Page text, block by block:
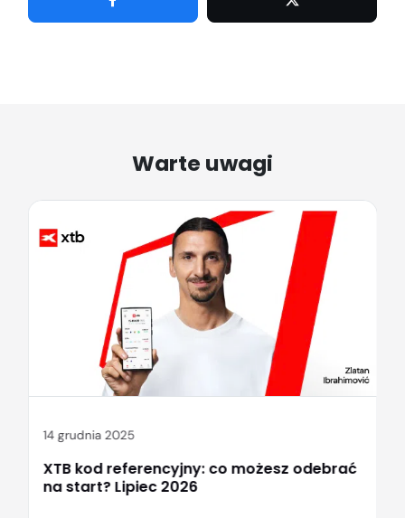
Warte uwagi
14 grudnia 2025
XTB kod referencyjny: co możesz odebrać
na start? Lipiec 2026